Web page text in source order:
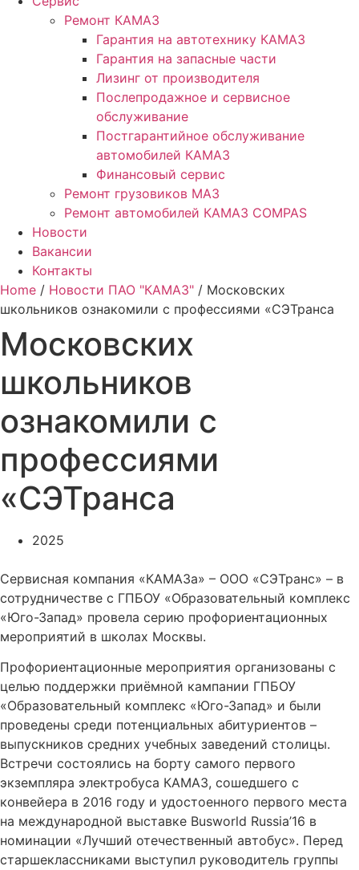
Ремонт КАМАЗ
Гарантия на автотехнику КАМАЗ
Гарантия на запасные части
Лизинг от производителя
Послепродажное и сервисное
обслуживание
Постгарантийное обслуживание
автомобилей КАМАЗ
Финансовый сервис
Ремонт грузовиков МАЗ
Ремонт автомобилей КАМАЗ COMPAS
Новости
Вакансии
Контакты
Home / Новости ПАО "КАМАЗ" / Московских
школьников ознакомили с профессиями «СЭТранса
Московских
школьников
ознакомили с
профессиями
«СЭТранса
2025
Сервисная компания «КАМАЗа» – ООО «СЭТранс» – в
сотрудничестве с ГПБОУ «Образовательный комплекс
«Юго-Запад» провела серию профориентационных
мероприятий в школах Москвы.
Профориентационные мероприятия организованы с
целью поддержки приёмной кампании ГПБОУ
«Образовательный комплекс «Юго-Запад» и были
проведены среди потенциальных абитуриентов –
выпускников средних учебных заведений столицы.
Встречи состоялись на борту самого первого
экземпляра электробуса КАМАЗ, сошедшего с
конвейера в 2016 году и удостоенного первого места
на международной выставке Busworld Russia’16 в
номинации «Лучший отечественный автобус». Перед
старшеклассниками выступил руководитель группы